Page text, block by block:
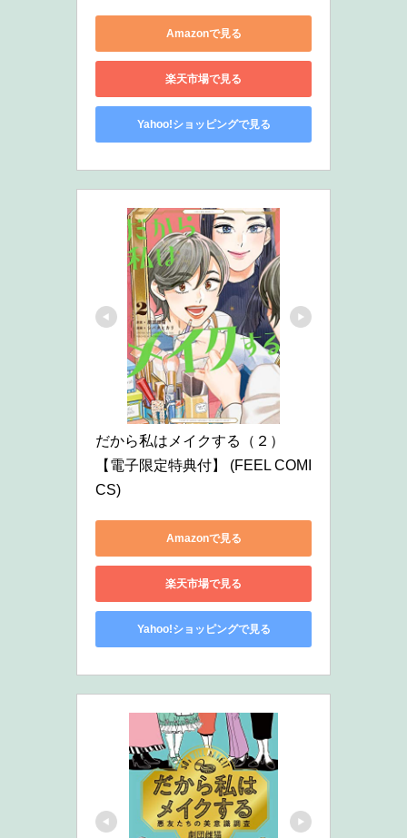
Amazonで見る
楽天市場で見る
Yahoo!ショッピングで見る
だから私はメイクする（２）
【電子限定特典付】 (FEEL COMI
CS)
Amazonで見る
楽天市場で見る
Yahoo!ショッピングで見る